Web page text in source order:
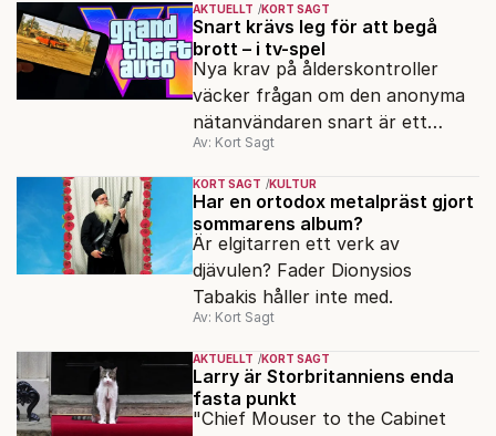
AKTUELLT KORT SAGT
Snart krävs leg för att begå
brott – i tv-spel
Nya krav på ålderskontroller
väcker frågan om den anonyma
nätanvändaren snart är ett
minne blott.
Av: Kort Sagt
KORT SAGT KULTUR
Har en ortodox metalpräst gjort
sommarens album?
Är elgitarren ett verk av
djävulen? Fader Dionysios
Tabakis håller inte med.
Av: Kort Sagt
AKTUELLT KORT SAGT
Larry är Storbritanniens enda
fasta punkt
"Chief Mouser to the Cabinet